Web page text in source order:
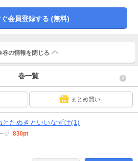
会員登録する (無料)
巻の情報を 閉じる
巻一覧
まとめ買い
とたぬきといいなずけ(1)
ジ 830pt